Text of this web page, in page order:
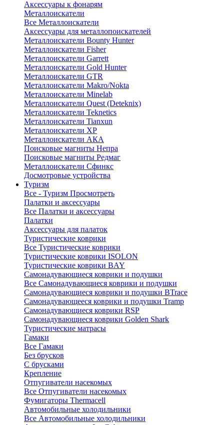
Аксессуары к фонарям
Металлоискатели
Все Металлоискатели
Аксессуары для металлопоискателей
Металлоискатели Bounty Hunter
Металлоискатели Fisher
Металлоискатели Garrett
Металлоискатели Gold Hunter
Металлоискатели GTR
Металлоискатели Makro/Nokta
Металлоискатели Minelab
Металлоискатели Quest (Deteknix)
Металлоискатели Teknetics
Металлоискатели Tianxun
Металлоискатели XP
Металлоискатели АКА
Поисковые магниты Непра
Поисковые магниты Редмаг
Металлоискатели Сфинкс
Досмотровые устройства
Туризм
Все - Туризм Просмотреть
Палатки и аксессуары
Все Палатки и аксессуары
Палатки
Аксессуары для палаток
Туристические коврики
Все Туристические коврики
Туристические коврики ISOLON
Туристические коврики BAY
Самонадувающиеся коврики и подушки
Все Самонадувающиеся коврики и подушки
Самонадувающиеся коврики и подушки BTrace
Самонадувающееся коврики и подушки Tramp
Самонадувающиеся коврики RSP
Самонадувающиеся коврики Golden Shark
Туристические матрасы
Гамаки
Все Гамаки
Без брусков
С брусками
Крепление
Отпугиватели насекомых
Все Отпугиватели насекомых
Фумигаторы Thermacell
Автомобильные холодильники
Все Автомобильные холодильники